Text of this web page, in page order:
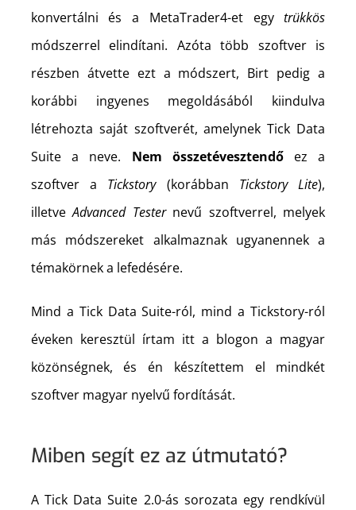
konvertálni és a MetaTrader4-et egytrükkös
módszerrel elindítani. Azóta több szoftver is
részben átvette ezt a módszert, Birt pedig a
korábbi ingyenes megoldásából kiindulva
létrehozta saját szoftverét, amelynek Tick Data
Suite a neve. Nem összetévesztendő ez a
szoftver a Tickstory(korábban Tickstory Lite),
illetveAdvanced Testernevű szoftverrel, melyek
más módszereket alkalmaznak ugyanennek a
témakörnek a lefedésére.
Mind a Tick Data Suite-ról, mind a Tickstory-ról
éveken keresztül írtam itt a blogon a magyar
közönségnek, és én készítettem el mindkét
szoftver magyar nyelvű fordítását.
Miben segít ez az útmutató?
A Tick Data Suite 2.0-ás sorozata egy rendkívül